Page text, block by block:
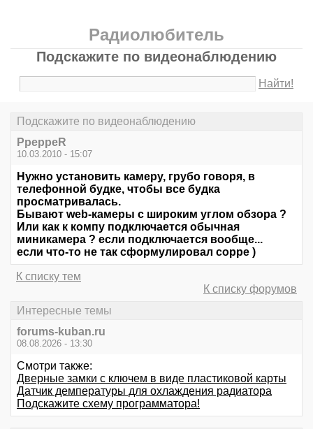
Радиолюбитель
Подскажите по видеонаблюдению
Найти!
Подскажите по видеонаблюдению
PpeppeR
10.03.2010 - 15:07
Нужно установить камеру, грубо говоря, в
телефонной будке, чтобы все будка
просматривалась.
Бывают web-камеры с широким углом обзора ?
Или как к компу подключается обычная
миникамера ? если подключается вообще...
если что-то не так сформулировал сорре )
К списку тем
К списку форумов
Интересные темы
forums-kuban.ru
08.08.2026 - 13:30
Смотри также:
Дверные замки с ключем в виде пластиковой карты
Датчик демпературы для охлаждения радиатора
Подскажите схему программатора!